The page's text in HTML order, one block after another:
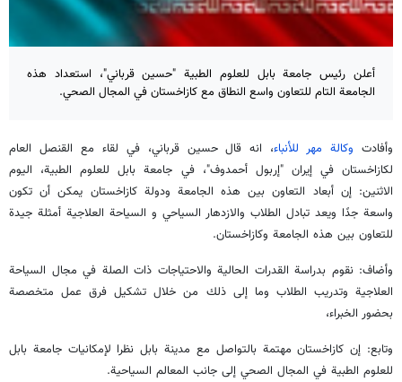
أعلن رئيس جامعة بابل للعلوم الطبية "حسين قرباني"، استعداد هذه
الجامعة التام للتعاون واسع النطاق مع كازاخستان في المجال الصحي.
وأفادت وكالة مهر للأنباء، انه قال حسين قرباني، في لقاء مع القنصل العام
لكازاخستان في إيران "إربول أحمدوف"، في جامعة بابل للعلوم الطبية، اليوم
الاثنين: إن أبعاد التعاون بين هذه الجامعة ودولة كازاخستان يمكن أن تكون
واسعة جدًا ويعد تبادل الطلاب والازدهار السياحي و السياحة العلاجیة أمثلة جيدة
للتعاون بين هذه الجامعة وكازاخستان.
وأضاف: نقوم بدراسة القدرات الحالية والاحتياجات ذات الصلة في مجال السياحة
العلاجیة وتدريب الطلاب وما إلى ذلك من خلال تشكيل فرق عمل متخصصة
بحضور الخبراء،
وتابع: إن كازاخستان مهتمة بالتواصل مع مدينة بابل نظرا لإمكانيات جامعة بابل
للعلوم الطبية في المجال الصحي إلى جانب المعالم السياحية.